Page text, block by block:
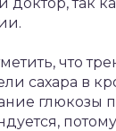
что
сахара в
глюкозы